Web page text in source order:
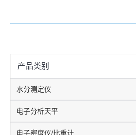
产品类别
水分测定仪
电子分析天平
电子密度仪/比重计